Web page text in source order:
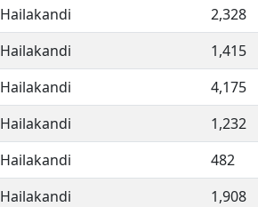
Hailakandi
2,328
Hailakandi
1,415
Hailakandi
4,175
Hailakandi
1,232
Hailakandi
482
Hailakandi
1,908